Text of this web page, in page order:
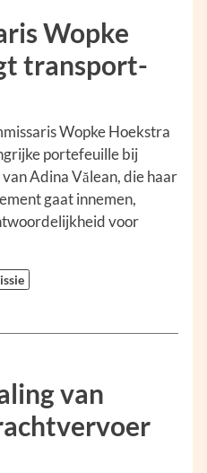
Wopke
transport-
Wopke Hoekstra
portefeuille bij
Adina Vălean, die haar
gaat innemen,
voor
van